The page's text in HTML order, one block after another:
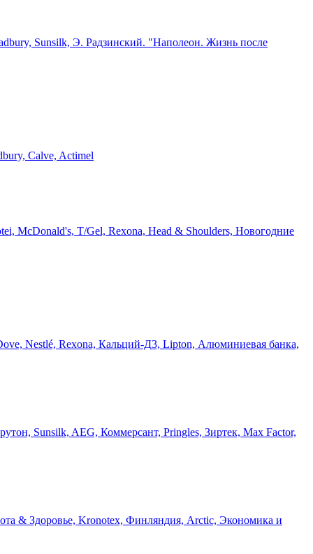
Sunsilk, Э. Радзинский. "Наполеон. Жизнь после
Calve, Actimel
McDonald's, T/Gel, Rexona, Head & Shoulders, Новогодние
Nestlé, Rexona, Кальций-Д3, Lipton, Алюминиевая банка,
Sunsilk, AEG, Коммерсант, Pringles, Зиртек, Max Factor,
& Здоровье, Kronotex, Финляндия, Arctic, Экономика и